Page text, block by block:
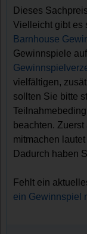
Dieses
Vielleicht gibt es
Barnhouse
Gewinnspiele
vielfältigen,
sollten Sie bitte
beachten.
mitmachen
Dadurch haben
Fehlt ein
ein Gewinnspiel